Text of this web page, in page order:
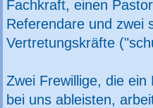
Fachkraft, einen
Referendare und zwei
Vertretungskräfte
Zwei Frewillige, die ein
bei uns ableisten,